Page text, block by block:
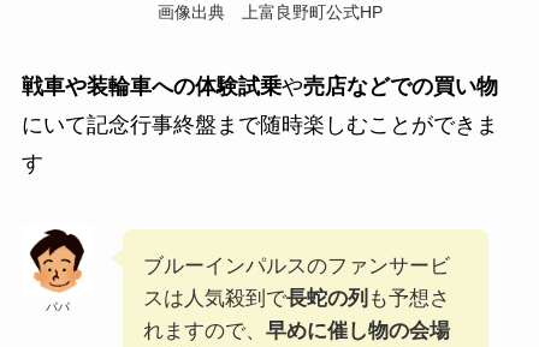
画像出典 上富良野町公式HP
戦車や装輪車への体験試乗や売店などでの買い物
にいて記念行事終盤まで随時楽しむことができま
す
パパ
ブルーインパルスのファンサービ
スは人気殺到で長蛇の列 も予想さ
れますので、 早めに催し物の会場